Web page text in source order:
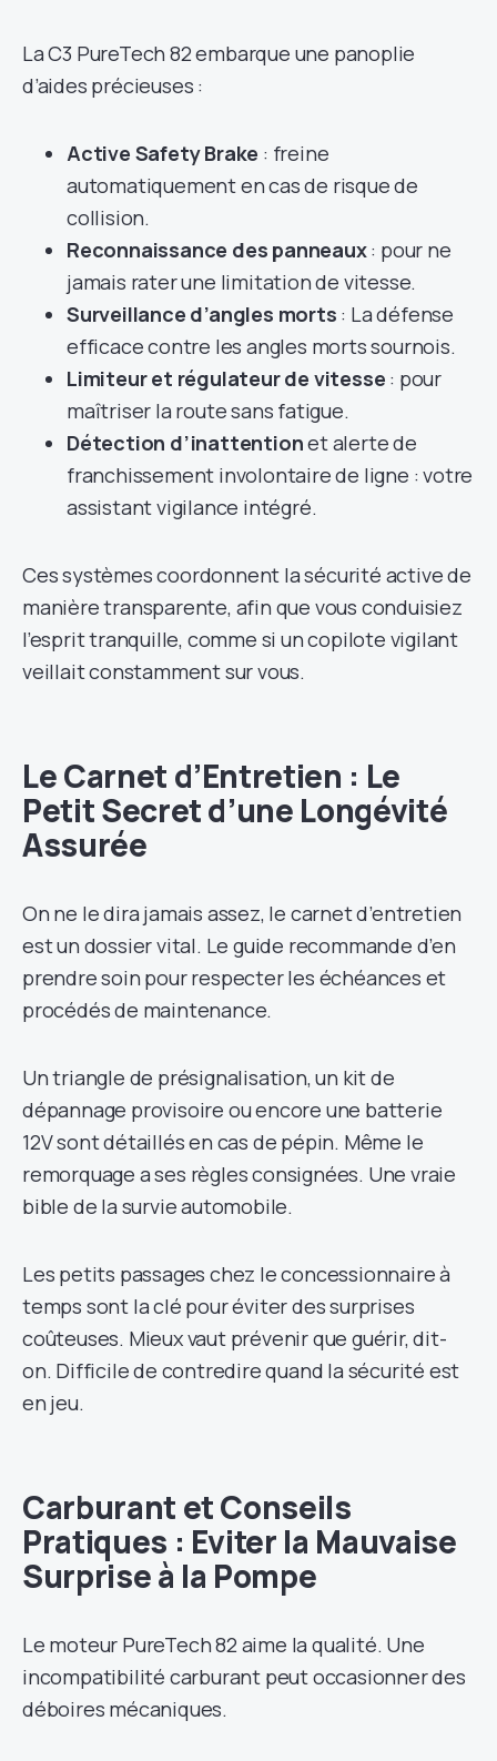
La C3 PureTech 82 embarque une panoplie
d’aides précieuses :
Active Safety Brake : freine
automatiquement en cas de risque de
collision.
Reconnaissance des panneaux: pour ne
jamais rater une limitation de vitesse.
Surveillance d’angles morts : La défense
efficace contre les angles morts sournois.
Limiteur et régulateur de vitesse : pour
maîtriser la route sans fatigue.
Détection d’inattentionet alerte de
franchissement involontaire de ligne : votre
assistant vigilance intégré.
Ces systèmes coordonnent la sécurité active de
manière transparente, afin que vous conduisiez
l’esprit tranquille, comme si un copilote vigilant
veillait constamment sur vous.
Le Carnet d’Entretien : Le
Petit Secret d’une Longévité
Assurée
On ne le dira jamais assez, le carnet d’entretien
est un dossier vital. Le guide recommande d’en
prendre soin pour respecter les échéances et
procédés de maintenance.
Un triangle de présignalisation, un kit de
dépannage provisoire ou encore une batterie
12V sont détaillés en cas de pépin. Même le
remorquage a ses règles consignées. Une vraie
bible de la survie automobile.
Les petits passages chez le concessionnaire à
temps sont la clé pour éviter des surprises
coûteuses. Mieux vaut prévenir que guérir, dit-
on. Difficile de contredire quand la sécurité est
en jeu.
Carburant et Conseils
Pratiques : Eviter la Mauvaise
Surprise à la Pompe
Le moteur PureTech 82 aime la qualité. Une
incompatibilité carburant peut occasionner des
déboires mécaniques.